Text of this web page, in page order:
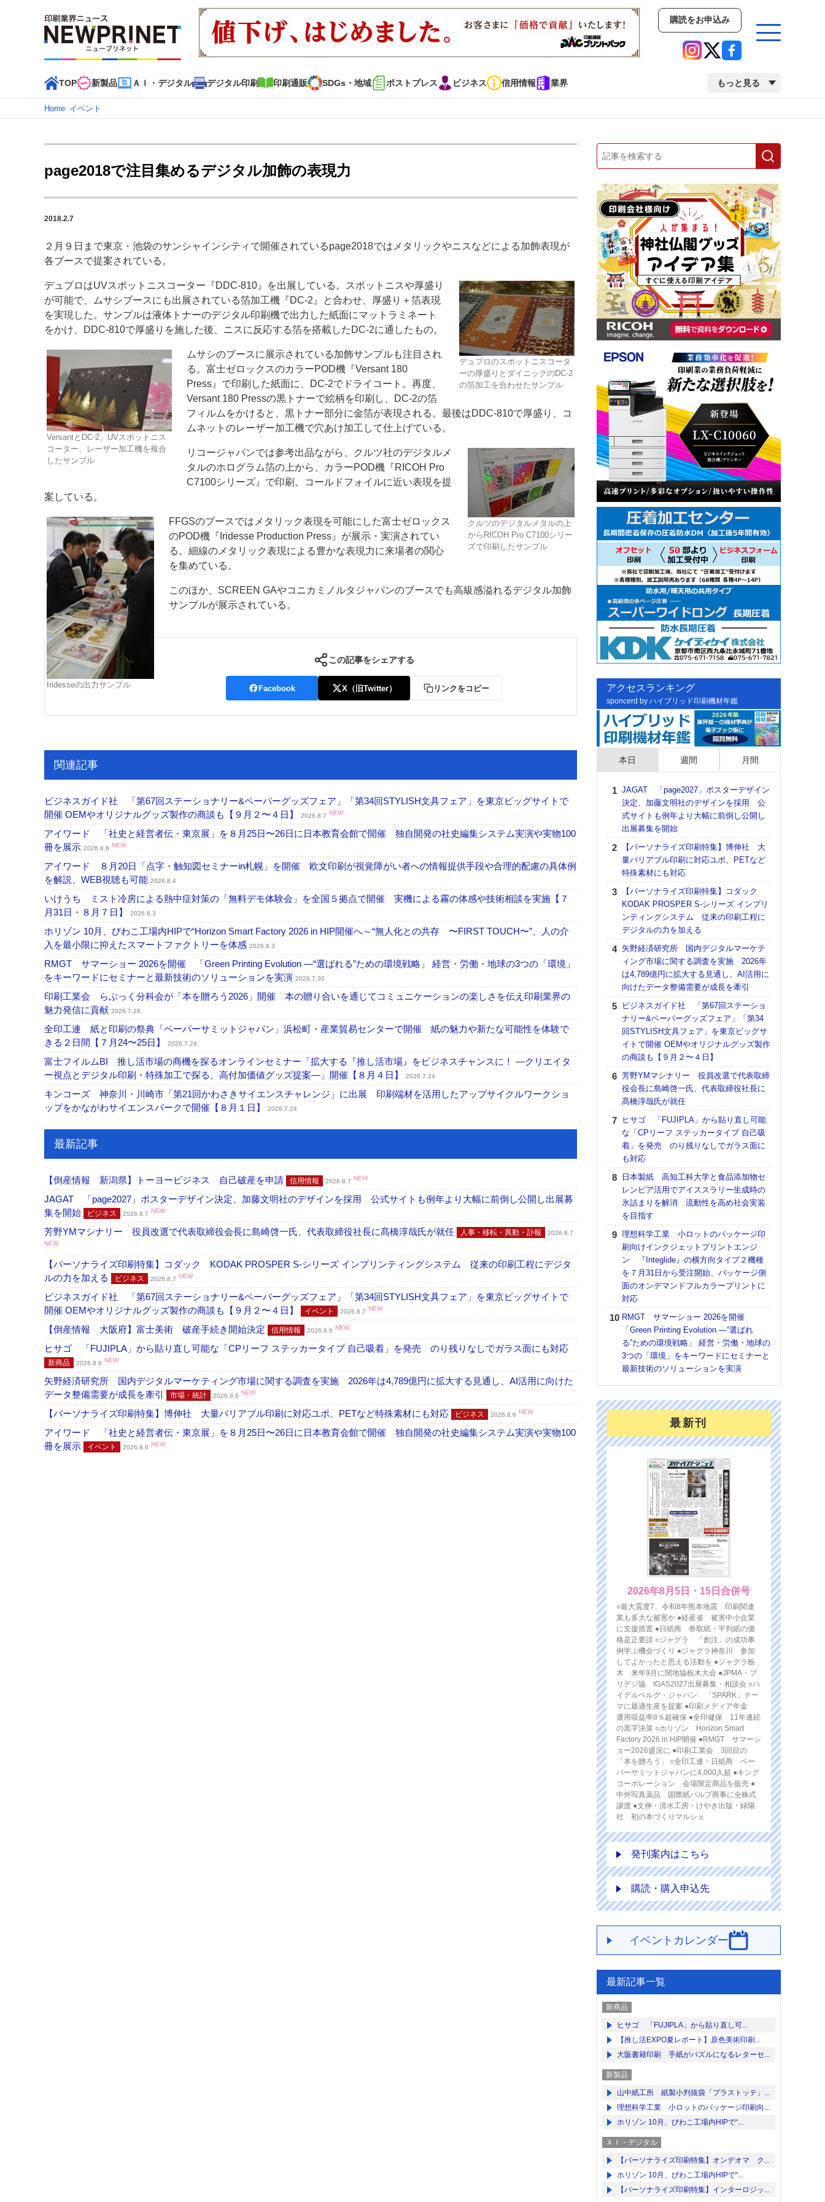
購読をお申込み
TOP 新製品 ＡＩ・デジタル デジタル印刷 印刷通販 SDGs・地域 ポストプレス ビジネス 信用情報 業界 もっと見る
イベント
インデックス
TOP 新着記事 特集記事 動画コンテンツ インタビュー コレクション
カテゴリー一覧
新商品 新製品 ＡＩ・デジタル デジタル印刷 印刷通販 SDGs・地域 ポストプレス ビジネス イベント 信用情報 業界 市場・統計 人事・移転・異動・訃報
特集記事カテゴリー一覧
2022 見える化・MIS特集 特集・デジタル印刷 アイデアで勝負！ ～多様なビジネス・多彩な商材～ JAPAN PACK 2023 特集 中古印刷機・製本機特集
2022 検査・校正特集
特集・デジタル印刷 ～ 新成長軌道を描く
案内
発刊案内 JFPI印刷用語集 印刷機材年鑑
運営
会社案内 購読・購入申し込み サイトポリシー お問い合わせ
Home–イベント
page2018で注目集めるデジタル加飾の表現力
2018.2.7
２月９日まで東京・池袋のサンシャインシティで開催されているpage2018ではメタリックやニスなどによる加飾表現が
各ブースで提案されている。
デュプロのスポットニスコータ
ーの厚盛りとダイニックのDC-2
の箔加工を合わせたサンプル
デュプロはUVスポットニスコーター『DDC‐810』を出展している。スポットニスや厚盛り
が可能で、ムサシブースにも出展されている箔加工機『DC‐2』と合わせ、厚盛り＋箔表現
を実現した。サンプルは液体トナーのデジタル印刷機で出力した紙面にマットラミネート
をかけ、DDC‐810で厚盛りを施した後、ニスに反応する箔を搭載したDC‐2に通したもの。
VersantとDC-2、UVスポットニス
コーター、レーザー加工機を複合
したサンプル
ムサシのブースに展示されている加飾サンプルも注目され
る。富士ゼロックスのカラーPOD機『Versant 180
Press』で印刷した紙面に、DC‐2でドライコート。再度、
Versant 180 Pressの黒トナーで絵柄を印刷し、DC‐2の箔
フィルムをかけると、黒トナー部分に金箔が表現される。最後はDDC‐810で厚盛り、コ
ムネットのレーザー加工機で穴あけ加工して仕上げている。
クルツのデジタルメタルの上
からRICOH Pro C7100シリー
ズで印刷したサンプル
リコージャパンでは参考出品ながら、クルツ社のデジタルメ
タルのホログラム箔の上から、カラーPOD機『RICOH Pro
C7100シリーズ』で印刷。コールドフォイルに近い表現を提
案している。
Iridesseの出力サンプル
FFGSのブースではメタリック表現を可能にした富士ゼロックス
のPOD機『Iridesse Production Press』が展示・実演されてい
る。細線のメタリック表現による豊かな表現力に来場者の関心
を集めている。
このほか、SCREEN GAやコニカミノルタジャパンのブースでも高級感溢れるデジタル加飾
サンプルが展示されている。
この記事をシェアする
Facebook X（旧Twitter） リンクをコピー
関連記事
ビジネスガイド社 「第67回ステーショナリー&ペーパーグッズフェア」「第34回STYLISH文具フェア」を東京ビッグサイトで
開催 OEMやオリジナルグッズ製作の商談も【９月２〜４日】
2026.8.7 NEW
アイワード 「社史と経営者伝・東京展」を８月25日〜26日に日本教育会館で開催 独自開発の社史編集システム実演や実物100
冊を展示 2026.8.6 NEW
アイワード ８月20日「点字・触知図セミナーin札幌」を開催 欧文印刷が視覚障がい者への情報提供手段や合理的配慮の具体例
を解説、WEB視聴も可能 2026.8.4
いけうち ミスト冷房による熱中症対策の「無料デモ体験会」を全国５拠点で開催 実機による霧の体感や技術相談を実施【７
月31日・８月７日】
2026.8.3
ホリゾン 10月、びわこ工場内HIPで“Horizon Smart Factory 2026 in HIP開催へ～“無人化との共存 〜FIRST TOUCH〜”、人の介
入を最小限に抑えたスマートファクトリーを体感 2026.8.3
RMGT サマーショー 2026を開催 「Green Printing Evolution ―“選ばれる”ための環境戦略」 経営・労働・地球の3つの「環境」
をキーワードにセミナーと最新技術のソリューションを実演 2026.7.30
印刷工業会 らぶっく分科会が「本を贈ろう2026」開催 本の贈り合いを通じてコミュニケーションの楽しさを伝え印刷業界の
魅力発信に貢献 2026.7.28
全印工連 紙と印刷の祭典「ペーパーサミットジャパン」浜松町・産業貿易センターで開催 紙の魅力や新たな可能性を体験で
きる２日間【７月24〜25日】
2026.7.24
富士フイルムBI 推し活市場の商機を探るオンラインセミナー「拡大する『推し活市場』をビジネスチャンスに！ ―クリエイタ
ー視点とデジタル印刷・特殊加工で探る、高付加価値グッズ提案―」開催【８月４日】
2026.7.24
キンコーズ 神奈川・川崎市「第21回かわさきサイエンスチャレンジ」に出展 印刷端材を活用したアップサイクルワークショ
ップをかながわサイエンスパークで開催【８月１日】
2026.7.24
最新記事
【倒産情報 新潟県】トーヨービジネス 自己破産を申請 信用情報 2026.8.7 NEW
JAGAT 「page2027」ポスターデザイン決定、加藤文明社のデザインを採用 公式サイトも例年より大幅に前倒し公開し出展募
集を開始
ビジネス 2026.8.7 NEW
芳野YMマシナリー 役員改選で代表取締役会長に島崎啓一氏、代表取締役社長に髙橋淳哉氏が就任 人事・移転・異動・訃報
2026.8.7
NEW
【パーソナライズ印刷特集】コダック KODAK PROSPER S-シリーズ インプリンティングシステム 従来の印刷工程にデジタ
ルの力を加える
ビジネス 2026.8.7 NEW
ビジネスガイド社 「第67回ステーショナリー&ペーパーグッズフェア」「第34回STYLISH文具フェア」を東京ビッグサイトで
開催 OEMやオリジナルグッズ製作の商談も【９月２〜４日】
イベント 2026.8.7 NEW
【倒産情報 大阪府】富士美術 破産手続き開始決定 信用情報 2026.8.6 NEW
ヒサゴ 「FUJIPLA」から貼り直し可能な「CPリーフ ステッカータイプ 自己吸着」を発売 のり残りなしでガラス面にも対応
新商品 2026.8.6 NEW
矢野経済研究所 国内デジタルマーケティング市場に関する調査を実施 2026年は4,789億円に拡大する見通し、AI活用に向けた
データ整備需要が成長を牽引
市場・統計 2026.8.6 NEW
【パーソナライズ印刷特集】博伸社 大量バリアブル印刷に対応ユポ、PETなど特殊素材にも対応 ビジネス 2026.8.6 NEW
アイワード 「社史と経営者伝・東京展」を８月25日〜26日に日本教育会館で開催 独自開発の社史編集システム実演や実物100
冊を展示
イベント 2026.8.6 NEW
アクセスランキング
sponcerd by ハイブリッド印刷機材年鑑
本日 週間 月間
JAGAT 「page2027」ポスターデザイン
決定、加藤文明社のデザインを採用 公
式サイトも例年より大幅に前倒し公開し
出展募集を開始
【パーソナライズ印刷特集】博伸社 大
量バリアブル印刷に対応ユポ、PETなど
特殊素材にも対応
【パーソナライズ印刷特集】コダック
KODAK PROSPER S-シリーズ インプリ
ンティングシステム 従来の印刷工程に
デジタルの力を加える
矢野経済研究所 国内デジタルマーケテ
ィング市場に関する調査を実施 2026年
は4,789億円に拡大する見通し、AI活用に
向けたデータ整備需要が成長を牽引
ビジネスガイド社 「第67回ステーショ
ナリー&ペーパーグッズフェア」「第34
回STYLISH文具フェア」を東京ビッグサ
イトで開催 OEMやオリジナルグッズ製作
の商談も【９月２〜４日】
芳野YMマシナリー 役員改選で代表取締
役会長に島崎啓一氏、代表取締役社長に
髙橋淳哉氏が就任
ヒサゴ 「FUJIPLA」から貼り直し可能
な「CPリーフ ステッカータイプ 自己吸
着」を発売 のり残りなしでガラス面に
も対応
日本製紙 高知工科大学と食品添加物セ
レンピア活用でアイススラリー生成時の
氷詰まりを解消 流動性を高め社会実装
を目指す
理想科学工業 小ロットのパッケージ印
刷向けインクジェットプリントエンジ
ン 『Integlide』の横方向タイプ２機種
を７月31日から受注開始、パッケージ側
面のオンデマンドフルカラープリントに
対応
RMGT サマーショー 2026を開催
「Green Printing Evolution ―“選ばれ
る”ための環境戦略」 経営・労働・地球の
3つの「環境」をキーワードにセミナーと
最新技術のソリューションを実演
最新刊
2026年8月5日・15日合併号
○最大震度7、令和8年熊本地震 印刷関連
業も多大な被害か ●経産省 被害中小企業
に支援措置 ●日紙商 巻取紙・平判紙の価
格是正要請 ○ジャグラ 「創注」の成功事
例学ぶ機会づくり ●ジャグラ神奈川 参加
してよかったと思える活動を ●ジャグラ栃
木 来年9月に関地協栃木大会 ●JPMA・プ
リデジ協 IGAS2027出展募集・相談会 ○ハ
イデルベルグ・ジャパン 「SPARK」テー
マに最適生産を提案 ●印刷メディア年金
運用収益率8％超確保 ●全印健保 11年連続
の黒字決算 ○ホリゾン Horizon Smart
Factory 2026 in HIP開催 ●RMGT サマーシ
ョー2026盛況に ●印刷工業会 3回目の
「本を贈ろう」 ○全印工連・日紙商 ペー
パーサミットジャパンに4,000人超 ●キング
コーポレーション 会場限定商品を販売 ●
中外写真薬品 国際紙パルプ商事に全株式
譲渡 ●文伸・清水工房・けやき出版・緑陽
社 初の本づくりマルシェ
発刊案内はこちら
購読・購入申込先
イベントカレンダー
最新記事一覧
新商品
ヒサゴ 「FUJIPLA」から貼り直し可...
【推し活EXPO夏レポート】原色美術印刷...
大阪書籍印刷 手紙がパズルになるレターセ...
新製品
山中紙工所 紙製小判抜袋「プラストッテ」...
理想科学工業 小ロットのパッケージ印刷向...
ホリゾン 10月、びわこ工場内HIPで“...
ＡＩ・デジタル
【パーソナライズ印刷特集】オンデオマ ク...
ホリゾン 10月、びわこ工場内HIPで“...
【パーソナライズ印刷特集】インターロジッ...